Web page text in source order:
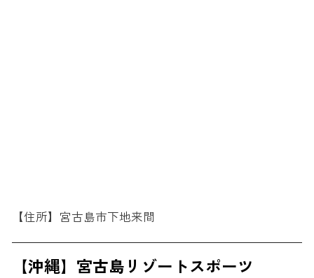
【住所】宮古島市下地来間
【沖縄】宮古島リゾートスポーツ